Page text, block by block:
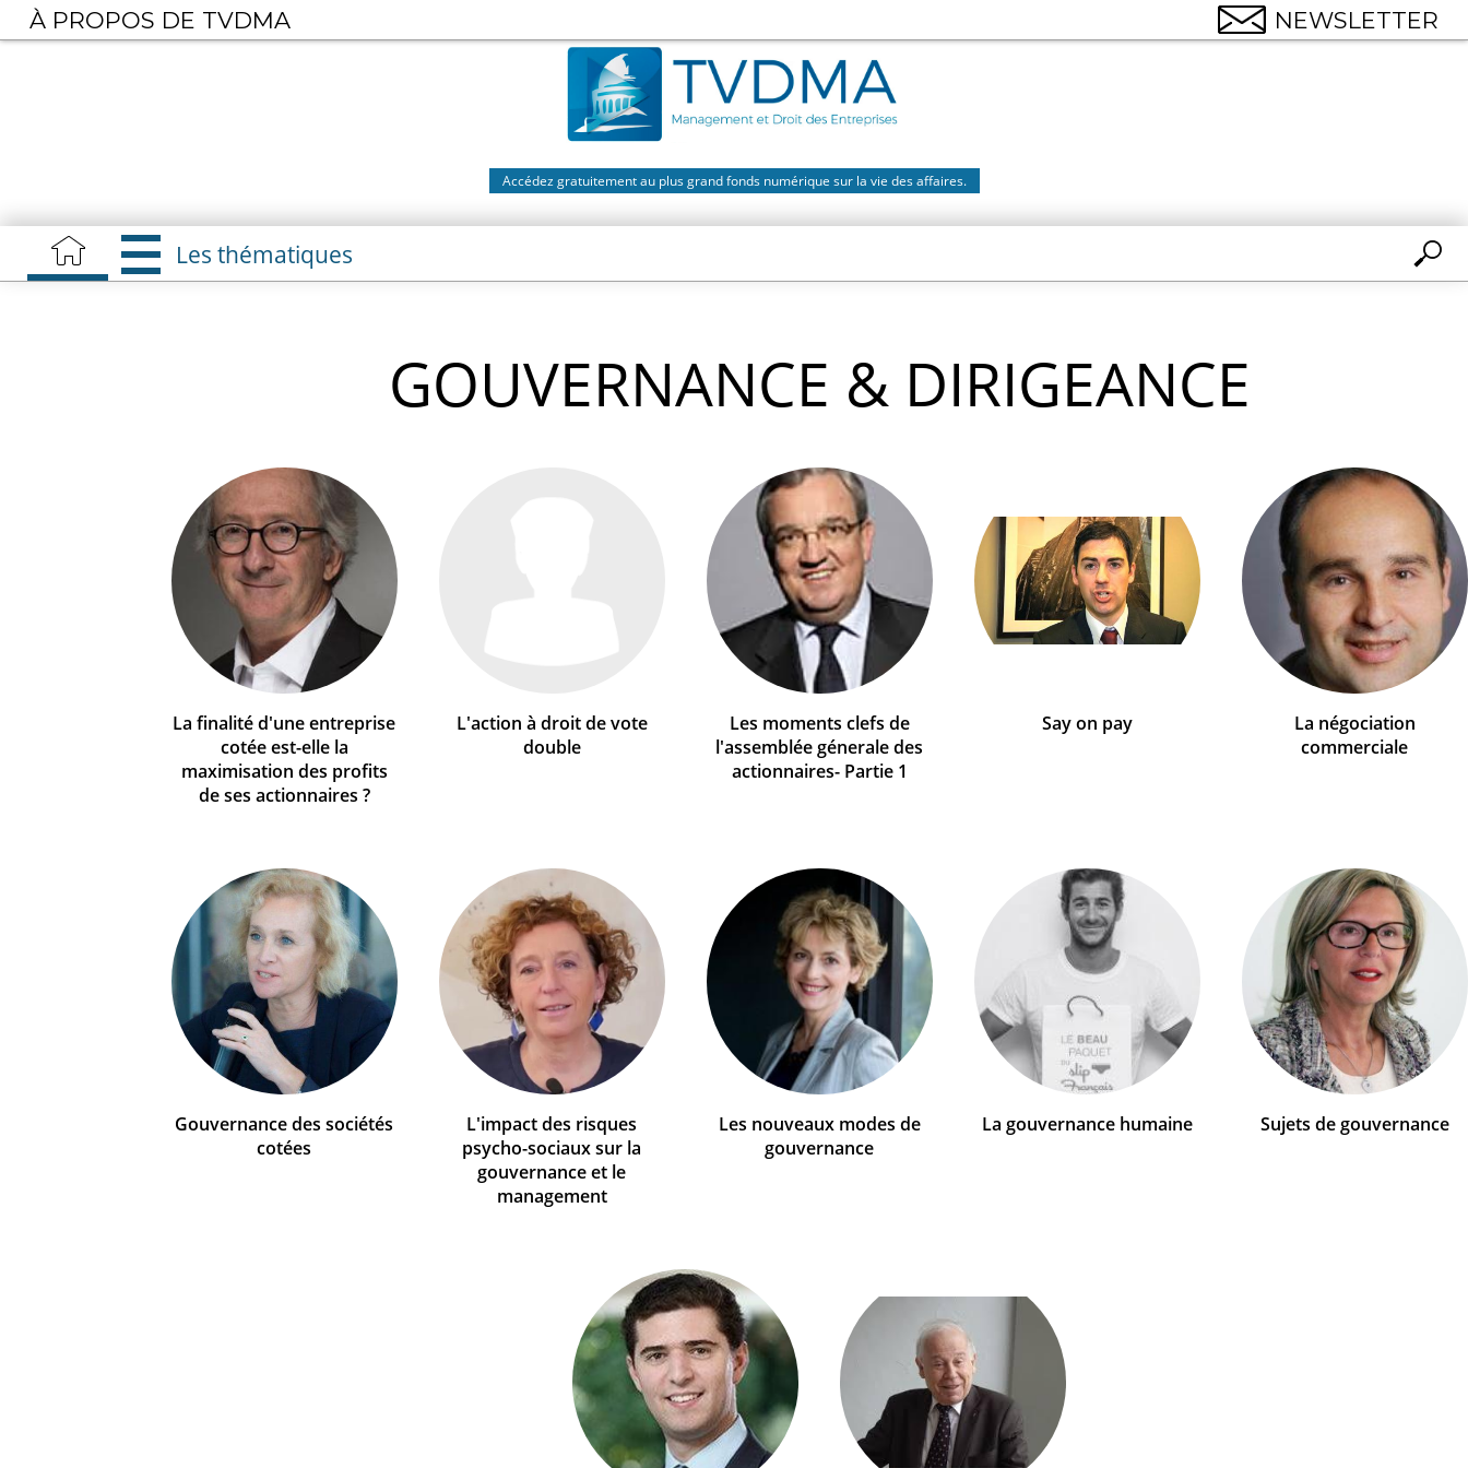
Aller
au
Accédez gratuitement au plus grand fonds numérique sur la vie des affaires.
Les thématiques
GOUVERNANCE & DIRIGEANCE
La finalité d'une entreprise
cotée est-elle la
maximisation des profits
de ses actionnaires ?
L'action à droit de vote
double
Les moments clefs de
l'assemblée génerale des
actionnaires- Partie 1
Say on pay
La négociation
commerciale
Gouvernance des sociétés
cotées
L'impact des risques
psycho-sociaux sur la
gouvernance et le
management
Les nouveaux modes de
gouvernance
La gouvernance humaine Sujets de gouvernance
À PROPOS DE TVDMA NEWSLETTER